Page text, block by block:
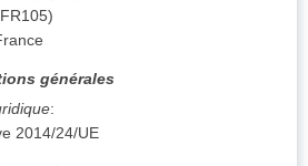
FR105)
générales
:
2014/24/UE